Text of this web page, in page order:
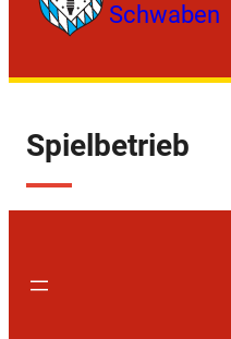
Schwaben
Spielbetrieb